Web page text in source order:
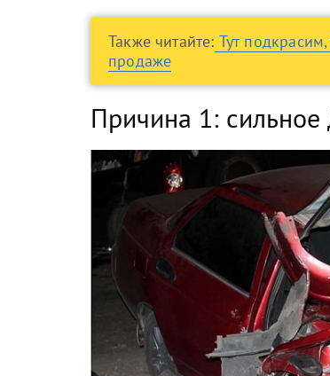
Также читайте: Тут
продаже
Причина 1: